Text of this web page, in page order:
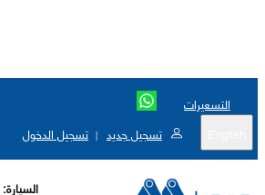
التسعيرات
تسجيل جديد | تسجيل الدخول
السيارة: